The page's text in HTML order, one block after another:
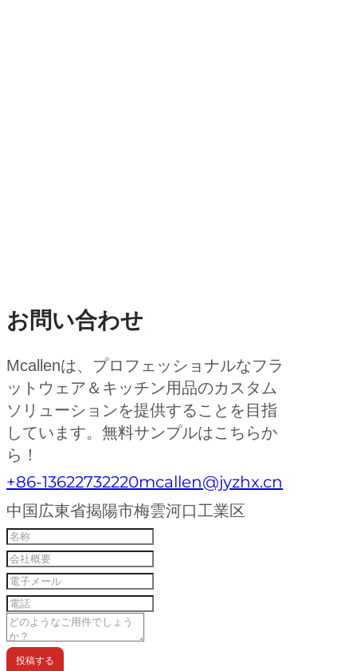
お問い合わせ
Mcallenは、プロフェッショナルなフラ
ットウェア＆キッチン用品のカスタム
ソリューションを提供することを目指
しています。無料サンプルはこちらか
ら！
+86-13622732220mcallen@jyzhx.cn
中国広東省揭陽市梅雲河口工業区
投稿する